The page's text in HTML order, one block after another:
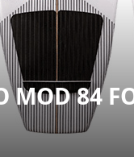
MOD 84